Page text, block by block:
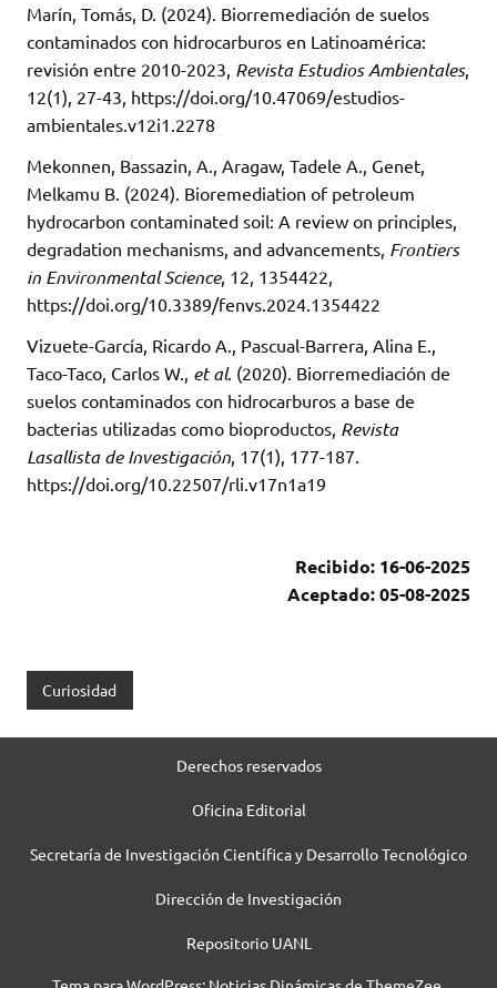
Marín, Tomás, D. (2024). Biorremediación de suelos
contaminados con hidrocarburos en Latinoamérica:
revisión entre 2010-2023, Revista Estudios Ambientales,
12(1), 27-43, https://doi.org/10.47069/estudios-
ambientales.v12i1.2278
Mekonnen, Bassazin, A., Aragaw, Tadele A., Genet,
Melkamu B. (2024). Bioremediation of petroleum
hydrocarbon contaminated soil: A review on principles,
degradation mechanisms, and advancements, Frontiers
in Environmental Science, 12, 1354422,
https://doi.org/10.3389/fenvs.2024.1354422
Vizuete-García, Ricardo A., Pascual-Barrera, Alina E.,
Taco-Taco, Carlos W., et al. (2020). Biorremediación de
suelos contaminados con hidrocarburos a base de
bacterias utilizadas como bioproductos, Revista
Lasallista de Investigación , 17(1), 177-187.
https://doi.org/10.22507/rli.v17n1a19
Recibido: 16-06-2025
Aceptado: 05-08-2025
Curiosidad
Derechos reservados
Oficina Editorial
Secretaría de Investigación Científica y Desarrollo Tecnológico
Dirección de Investigación
Repositorio UANL